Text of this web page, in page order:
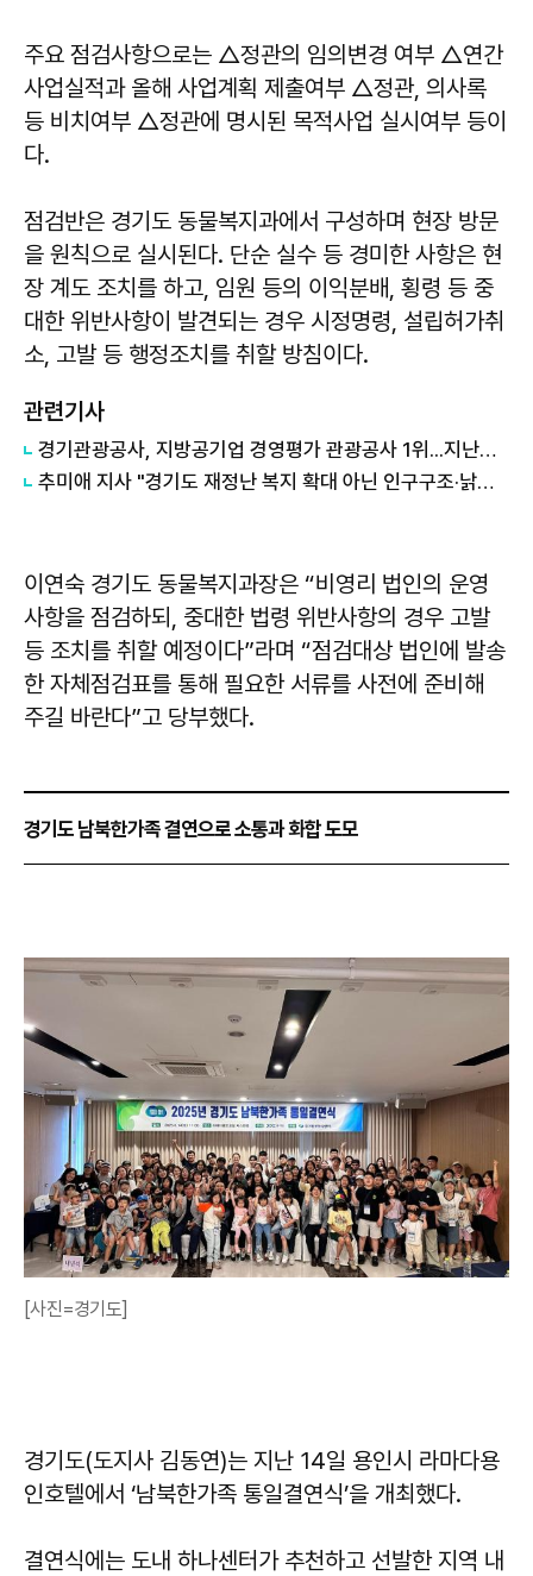
주요 점검사항으로는 △정관의 임의변경 여부 △연간
사업실적과 올해 사업계획 제출여부 △정관, 의사록
등 비치여부 △정관에 명시된 목적사업 실시여부 등이
다.
점검반은 경기도 동물복지과에서 구성하며 현장 방문
을 원칙으로 실시된다. 단순 실수 등 경미한 사항은 현
장 계도 조치를 하고, 임원 등의 이익분배, 횡령 등 중
대한 위반사항이 발견되는 경우 시정명령, 설립허가취
소, 고발 등 행정조치를 취할 방침이다.
관련기사
경기관광공사, 지방공기업 경영평가 관광공사 1위...지난해 5위서 4계단 상승
추미애 지사 "경기도 재정난 복지 확대 아닌 인구구조·낡은 세수체계 문제"
이연숙 경기도 동물복지과장은 “비영리 법인의 운영
사항을 점검하되, 중대한 법령 위반사항의 경우 고발
등 조치를 취할 예정이다”라며 “점검대상 법인에 발송
한 자체점검표를 통해 필요한 서류를 사전에 준비해
주길 바란다”고 당부했다.
경기도 남북한가족 결연으로 소통과 화합 도모
[사진=경기도]
경기도(도지사 김동연)는 지난 14일 용인시 라마다용
인호텔에서 ‘남북한가족 통일결연식’을 개최했다.
결연식에는 도내 하나센터가 추천하고 선발한 지역 내